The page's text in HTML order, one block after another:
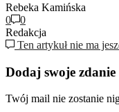
Rebeka Kamińska
0
0
Redakcja
Ten artykuł nie ma
Dodaj swoje
Twój mail nie zostanie